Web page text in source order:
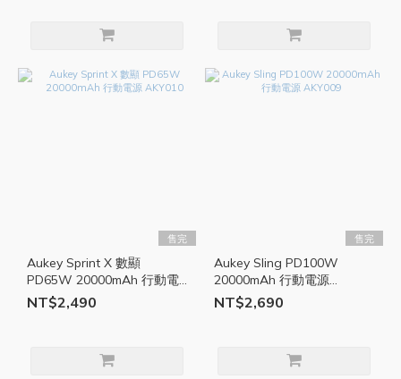
售完
Aukey Sprint X 數顯
PD65W 20000mAh 行動電
源 AKY010
NT$2,490
售完
Aukey Sling PD100W
20000mAh 行動電源
AKY009
NT$2,690